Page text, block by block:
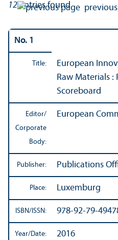
12entries found previous
No. 1
Title:
European
Raw Materials :
Scoreboard
Editor/
Corporate
Body:
European
Publisher: Publications
Place: Luxemburg
ISBN/ISSN: 978-92-79-
Year/Date: 2016